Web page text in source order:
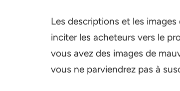
Les descriptions et les
inciter les acheteurs vers le
vous avez des images de
vous ne parviendrez pas à